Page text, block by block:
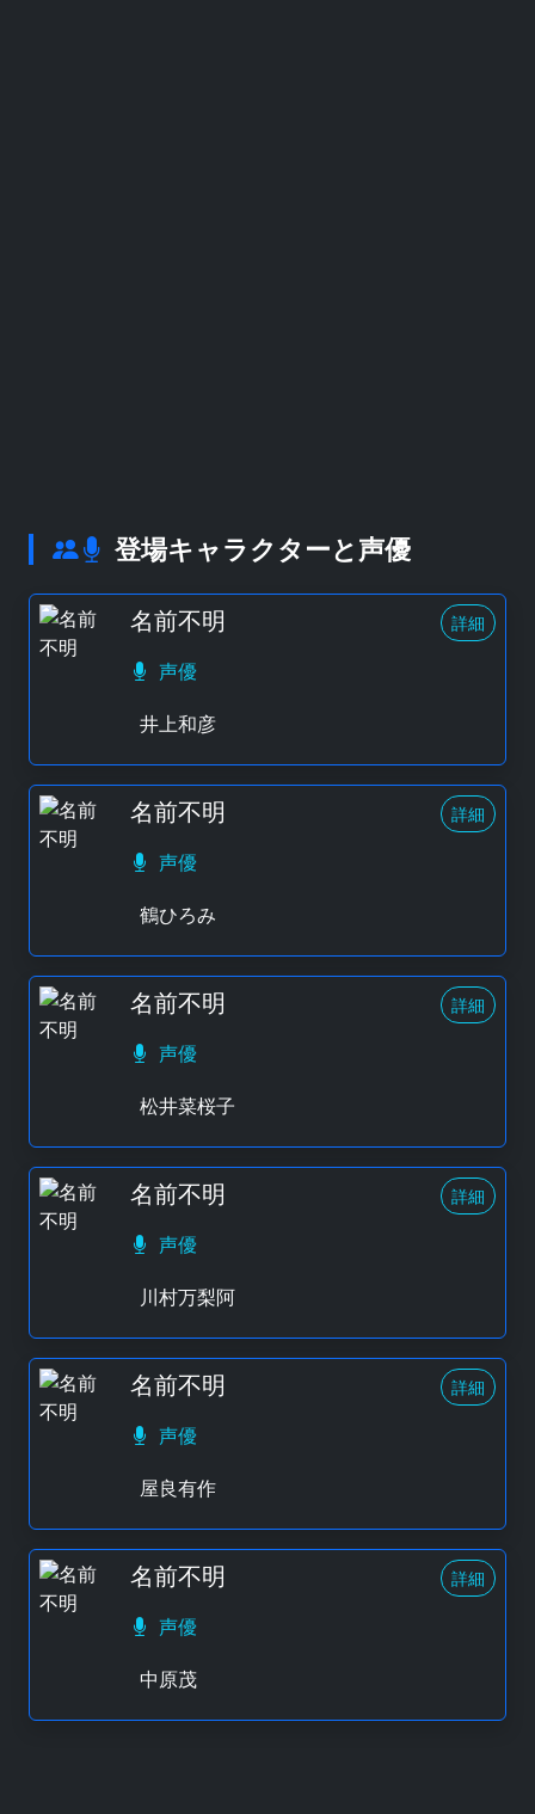
登場キャラクターと声優
名前不明 詳細
声優
井上和彦
名前不明 詳細
声優
鶴ひろみ
名前不明 詳細
声優
松井菜桜子
名前不明 詳細
声優
川村万梨阿
名前不明 詳細
声優
屋良有作
名前不明 詳細
声優
中原茂